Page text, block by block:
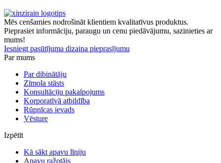
Mēs cenšamies nodrošināt klientiem kvalitatīvus produktus.
Pieprasiet informāciju, paraugu un cenu piedāvājumu, sazinieties ar
mums!
Iesniegt pasūtījuma dizaina pieprasījumu
Par mums
Par dibinātāju
Zīmola stāsts
Konsultāciju pakalpojums
Korporatīvā atbildība
Rūpnīcas ievads
Vēsture
Izpētīt
Kā sākt apavu līniju
Apavu ražotājs